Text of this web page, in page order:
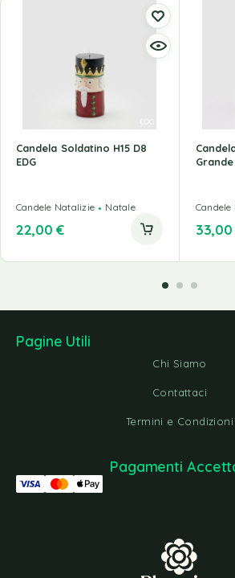
Candela Soldatino H15 D8
EDG
Candele Natalizie Natale
22,00 €
Grande
33,00
Pagine Utili
Chi Siamo
Contattaci
Termini e Condizioni
Pagamenti